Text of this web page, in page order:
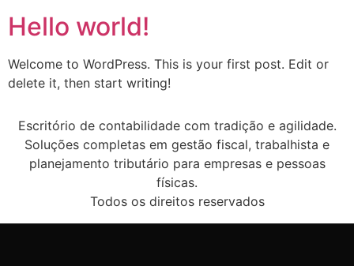
Hello world!
Welcome to WordPress. This is your first post. Edit or
delete it, then start writing!
Escritório de contabilidade com tradição e agilidade.
Soluções completas em gestão fiscal, trabalhista e
planejamento tributário para empresas e pessoas
físicas.
Todos os direitos reservados